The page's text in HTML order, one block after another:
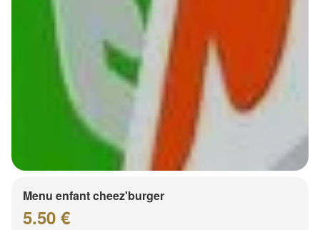
Menu enfant cheez'burger
5.50 €